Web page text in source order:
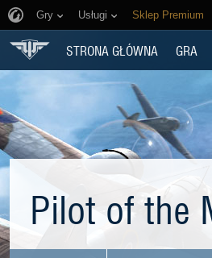
Gry Usługi Sklep Premium
STRONA GŁÓWNA GRA
Pilot of the